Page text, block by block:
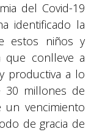
del Covid-19
identificado la
estos niños y
que conlleve a
productiva a lo
30 millones de
vencimiento
de gracia de